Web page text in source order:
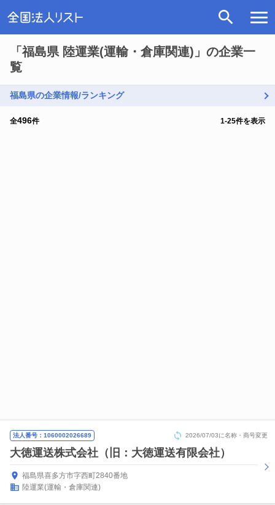
「福島県 陸運業(運輸・倉庫関連)」の企業一
覧
福島県の企業情報/ランキング
全496件 1-25件を表示
法人番号：1060002026689 2026/07/03に名称・商号変更
大徳運送株式会社（旧：大徳運送有限会社）
福島県喜多方市字西町2840番地
陸運業(運輸・倉庫関連)